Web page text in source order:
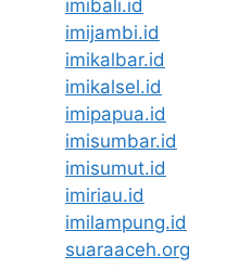
imibali.id
imijambi.id
imikalbar.id
imikalsel.id
imipapua.id
imisumbar.id
imisumut.id
imiriau.id
imilampung.id
suaraaceh.org